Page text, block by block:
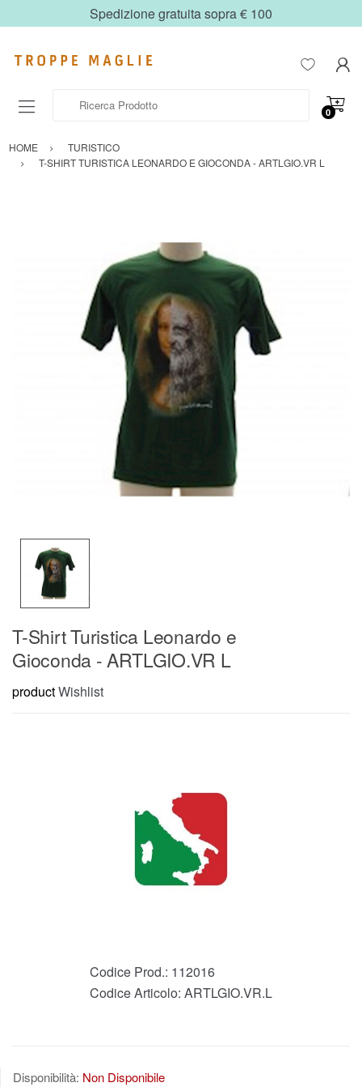
Spedizione gratuita sopra € 100
0
HOME
TURISTICO
T-SHIRT TURISTICA LEONARDO E GIOCONDA - ARTLGIO.VR L
T-Shirt Turistica Leonardo e
Gioconda - ARTLGIO.VR L
productWishlist
Codice Prod.: 112016
Codice Articolo: ARTLGIO.VR.L
Disponibilità: Non Disponibile